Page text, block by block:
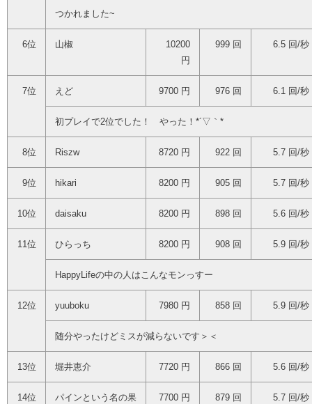
つかれました~
6位 山椒
10200
円
999 回 6.5 回/秒
7位 えど 9700 円 976 回 6.1 回/秒
初プレイで2位でした！ やった！*´▽｀*
8位 Riszw 8720 円 922 回 5.7 回/秒
9位 hikari 8200 円 905 回 5.7 回/秒
10位 daisaku 8200 円 898 回 5.6 回/秒
11位 ひらっち 8200 円 908 回 5.9 回/秒
HappyLifeの中の人はこんなモンっすー
12位 yuuboku 7980 円 858 回 5.9 回/秒
随分やったけどミスが減らないです＞＜
13位 堀井恵介 7720 円 866 回 5.6 回/秒
14位
パインという名の果
7700 円 879 回 5.7 回/秒